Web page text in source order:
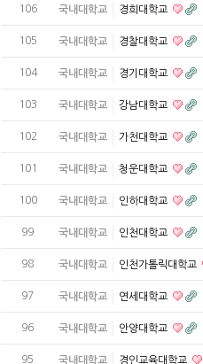
106 국내대학교 경희대학교
105 국내대학교 경찰대학교
104 국내대학교 경기대학교
103 국내대학교 강남대학교
102 국내대학교 가천대학교
101 국내대학교 청운대학교
100 국내대학교 인하대학교
99 국내대학교 인천대학교
98 국내대학교 인천가톨릭대학교
97 국내대학교 연세대학교
96 국내대학교 안양대학교
95 국내대학교 경인교육대학교